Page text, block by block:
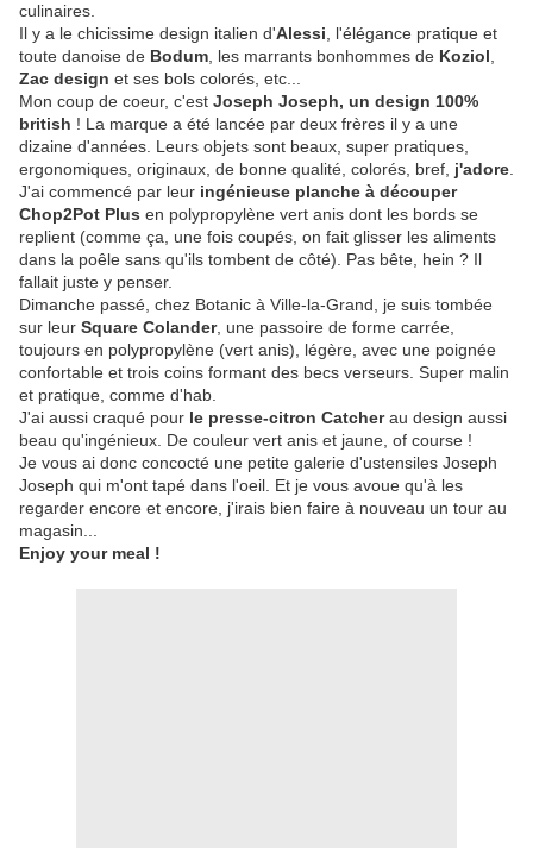
culinaires.
Il y a le chicissime design italien d'Alessi , l'élégance pratique et
toute danoise de Bodum , les marrants bonhommes de Koziol
Zac design et ses bols colorés, etc...
Mon coup de coeur, c'est Joseph Joseph, un design 100%
british ! La marque a été lancée par deux frères il y a une
dizaine d'années. Leurs objets sont beaux, super pratiques,
ergonomiques, originaux, de bonne qualité, colorés, bref, j'adore
J'ai commencé par leur ingénieuse planche à découper
Chop2Pot Plus en polypropylène vert anis dont les bords se
replient (comme ça, une fois coupés, on fait glisser les aliments
dans la poêle sans qu'ils tombent de côté). Pas bête, hein ? Il
fallait juste y penser.
Dimanche passé, chez Botanic à Ville-la-Grand, je suis tombée
sur leur Square Colander, une passoire de forme carrée,
toujours en polypropylène (vert anis), légère, avec une poignée
confortable et trois coins formant des becs verseurs. Super malin
et pratique, comme d'hab.
J'ai aussi craqué pour le presse-citron Catcherau design aussi
beau qu'ingénieux. De couleur vert anis et jaune, of course !
Je vous ai donc concocté une petite galerie d'ustensiles Joseph
Joseph qui m'ont tapé dans l'oeil. Et je vous avoue qu'à les
regarder encore et encore, j'irais bien faire à nouveau un tour au
magasin...
Enjoy your meal !